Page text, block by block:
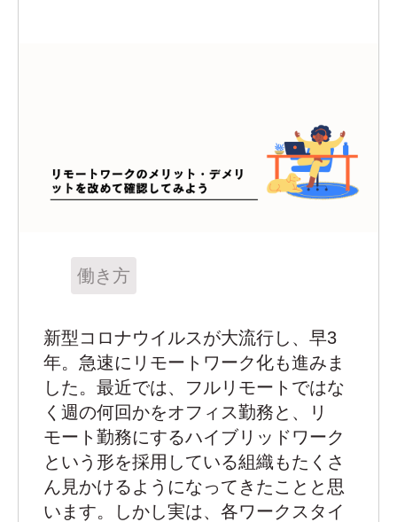
働き方
新型コロナウイルスが大流行し、早3
年。急速にリモートワーク化も進みま
した。最近では、フルリモートではな
く週の何回かをオフィス勤務と、リ
モート勤務にするハイブリッドワーク
という形を採用している組織もたくさ
ん見かけるようになってきたことと思
います。しかし実は、各ワークスタイ